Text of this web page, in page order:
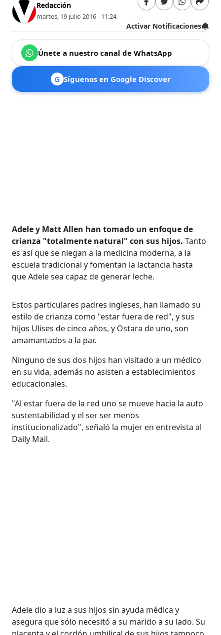
Redacción
martes, 19 julio 2016 - 11:24
Activar Notificaciones
Únete a nuestro canal de WhatsApp
G Síguenos en Google Discover
Adele y Matt Allen han tomado un enfoque de
crianza "totalmente natural" con sus hijos. Tanto
es así que se niegan a la medicina moderna, a la
escuela tradicional y fomentan la lactancia hasta
que Adele sea capaz de generar leche.
Estos particulares padres ingleses, han llamado su
estilo de crianza como "estar fuera de red", y sus
hijos Ulises de cinco años, y Ostara de uno, son
amamantados a la par.
Ninguno de sus dos hijos han visitado a un médico
en su vida, además no asisten a establecimientos
educacionales.
"Al estar fuera de la red uno se mueve hacia la auto
sustentabilidad y el ser ser menos
institucionalizado", señaló la mujer en entrevista al
Daily Mail.
Adele dio a luz a sus hijos sin ayuda médica y
asegura que sólo necesitó a su marido a su lado. Su